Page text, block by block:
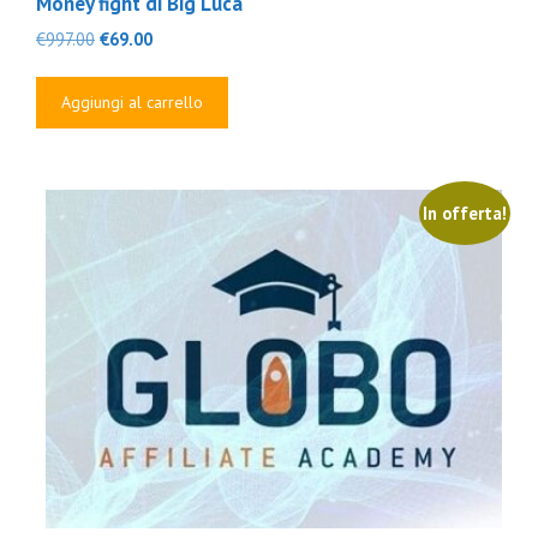
€997.00 Il
era:
€69.00Il
è:
Aggiungi al carrello
In offerta!